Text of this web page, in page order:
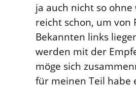
ja auch nicht so
reicht schon, um von
Bekannten links
werden mit der
möge sich
für meinen Teil habe